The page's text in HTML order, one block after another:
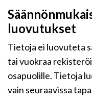
luovutukset
Tietoja ei luovuteta
tai vuokraa
osapuolille. Tietoja
vain seuraavissa